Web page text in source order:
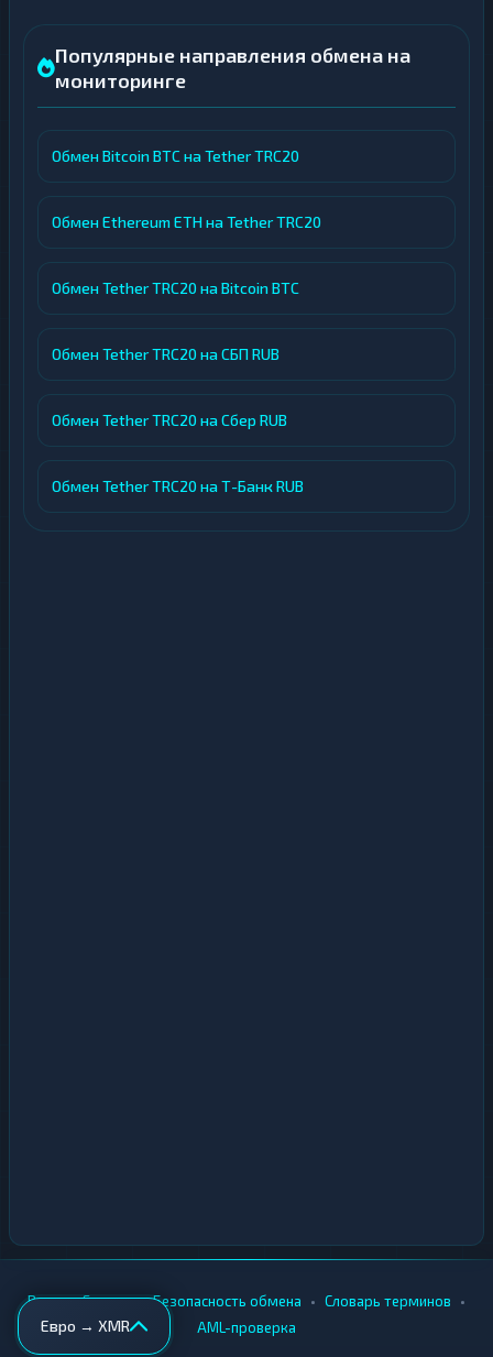
Популярные направления обмена на
мониторинге
Обмен Bitcoin BTC на Tether TRC20
Обмен Ethereum ETH на Tether TRC20
Обмен Tether TRC20 на Bitcoin BTC
Обмен Tether TRC20 на СБП RUB
Обмен Tether TRC20 на Сбер RUB
Обмен Tether TRC20 на Т-Банк RUB
Евро → XMR
Вики • Города • Безопасность обмена • Словарь терминов •
AML-проверка